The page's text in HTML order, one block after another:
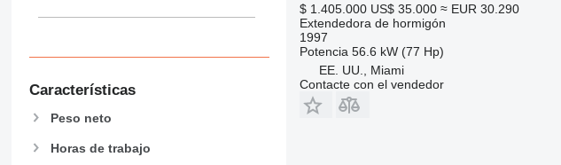
Características
Peso neto
Horas de trabajo
$ 1.405.000 US$ 35.000 ≈ EUR 30.290
Extendedora de hormigón
1997
Potencia 56.6 kW (77 Hp)
EE. UU., Miami
Contacte con el vendedor